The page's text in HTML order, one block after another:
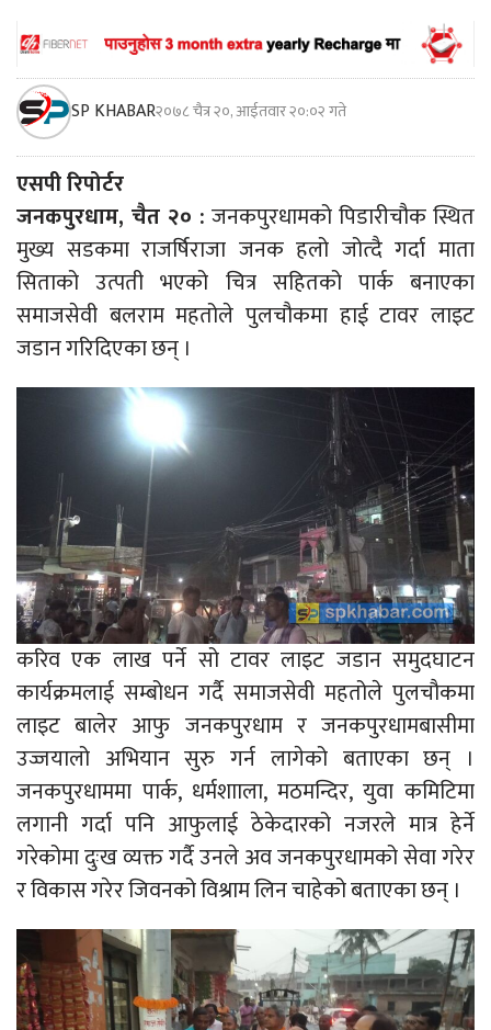
SP KHABAR२०७८ चैत्र २०, आईतवार २०:०२ गते
एसपी रिपोर्टर
जनकपुरधाम, चैत २० : जनकपुरधामको पिडारीचौक स्थित
मुख्य सडकमा राजर्षिराजा जनक हलो जोत्दै गर्दा माता
सिताको उत्पती भएको चित्र सहितको पार्क बनाएका
समाजसेवी बलराम महतोले पुलचौकमा हाई टावर लाइट
जडान गरिदिएका छन् ।
करिव एक लाख पर्ने सो टावर लाइट जडान समुदघाटन
कार्यक्रमलाई सम्बोधन गर्दै समाजसेवी महतोले पुलचौकमा
लाइट बालेर आफु जनकपुरधाम र जनकपुरधामबासीमा
उज्जयालो अभियान सुरु गर्न लागेको बताएका छन् ।
जनकपुरधाममा पार्क, धर्मशााला, मठमन्दिर, युवा कमिटिमा
लगानी गर्दा पनि आफुलाई ठेकेदारको नजरले मात्र हेर्ने
गरेकोमा दुःख व्यक्त गर्दै उनले अव जनकपुरधामको सेवा गरेर
र विकास गरेर जिवनको विश्राम लिन चाहेको बताएका छन् ।